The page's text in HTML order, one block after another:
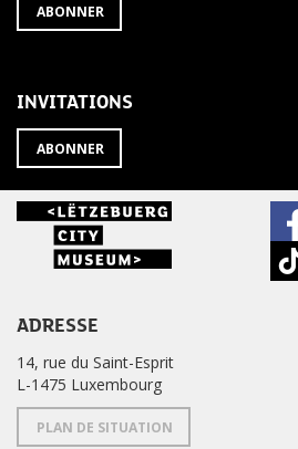
S'ABONNER
À
ABONNER
INVITATIONS
ABONNER
ADRESSE
14, rue du Saint-Esprit
L-1475 Luxembourg
PLAN DE SITUATION